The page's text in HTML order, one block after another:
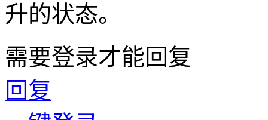
升的状态。
需要登录才能回复
回复